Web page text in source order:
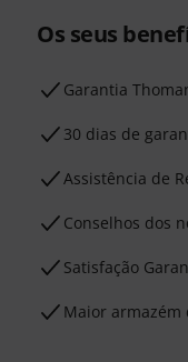
Os seus
Garantia
30 dias de
Assistência de
Conselhos dos
Satisfação
Maior armazém